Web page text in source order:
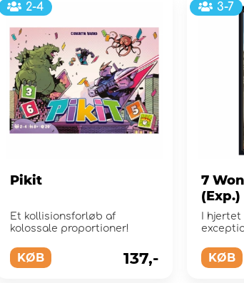
2-4
Pikit
Et kollisionsforløb af
kolossale proportioner!
KØB 137,-
3-7
7
I
di...KØB